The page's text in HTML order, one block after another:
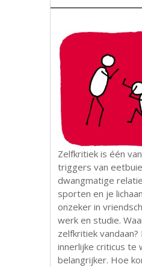
Zelfkritiek is één
triggers van
dwangmatige
sporten en je
onzeker in
werk en studie.
zelfkritiek
innerlijke criticus te
belangrijker. Hoe